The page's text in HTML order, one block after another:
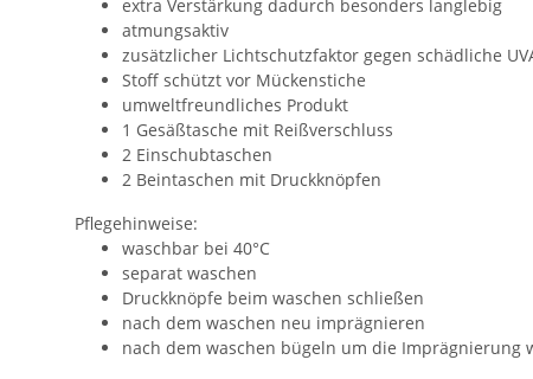
extra Verstärkung dadurch besonders langlebig
atmungsaktiv
zusätzlicher Lichtschutzfaktor gegen schädliche
Stoff schützt vor Mückenstiche
umweltfreundliches Produkt
1 Gesäßtasche mit Reißverschluss
2 Einschubtaschen
2 Beintaschen mit Druckknöpfen
Pflegehinweise:
waschbar bei 40°C
separat waschen
Druckknöpfe beim waschen schließen
nach dem waschen neu imprägnieren
nach dem waschen bügeln um die Imprägnierung